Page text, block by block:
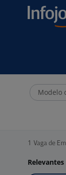
Modelo
1 Vaga de
Relevantes